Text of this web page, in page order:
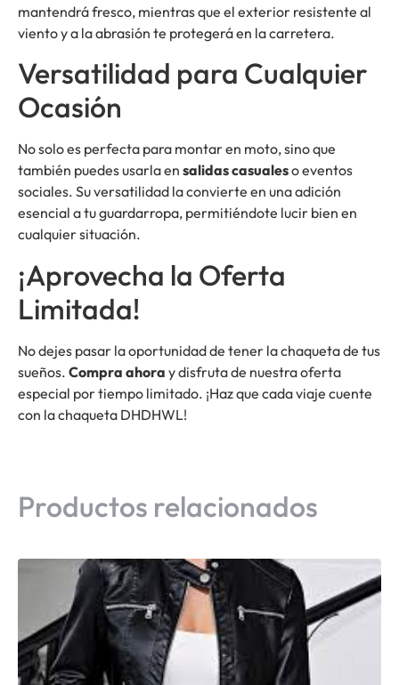
mantendrá fresco, mientras que el exterior resistente al
viento y a la abrasión te protegerá en la carretera.
Versatilidad para Cualquier
Ocasión
No solo es perfecta para montar en moto, sino que
también puedes usarla en salidas casualeso eventos
sociales. Su versatilidad la convierte en una adición
esencial a tu guardarropa, permitiéndote lucir bien en
cualquier situación.
¡Aprovecha la Oferta
Limitada!
No dejes pasar la oportunidad de tener la chaqueta de tus
sueños. Compra ahora y disfruta de nuestra oferta
especial por tiempo limitado. ¡Haz que cada viaje cuente
con la chaqueta DHDHWL!
Productos relacionados